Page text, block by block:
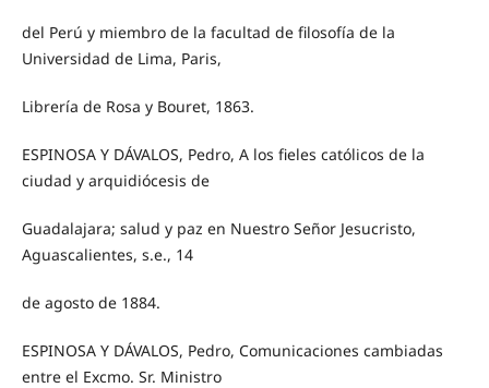
del Perú y miembro de la facultad de filosofía de la
Universidad de Lima, Paris,
Librería de Rosa y Bouret, 1863.
ESPINOSA Y DÁVALOS, Pedro, A los fieles católicos de la
ciudad y arquidiócesis de
Guadalajara; salud y paz en Nuestro Señor Jesucristo,
Aguascalientes, s.e., 14
de agosto de 1884.
ESPINOSA Y DÁVALOS, Pedro, Comunicaciones cambiadas
entre el Excmo. Sr. Ministro